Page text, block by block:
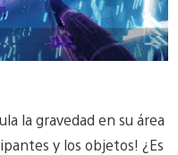
la gravedad en su área
y los objetos! ¿Es